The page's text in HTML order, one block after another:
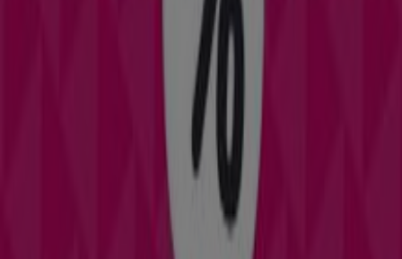
Praza da Constitución, 2, Redondela
Calle Ribeira 5, Redondela